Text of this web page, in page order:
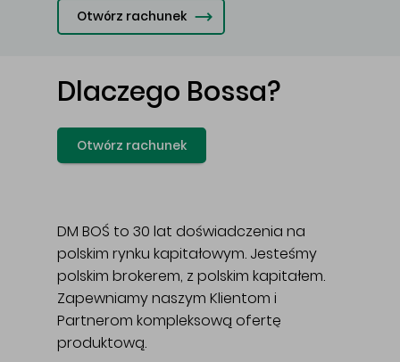
Otwórz rachunek
Dlaczego Bossa?
Otwórz rachunek
DM BOŚ to 30 lat doświadczenia na
polskim rynku kapitałowym. Jesteśmy
polskim brokerem, z polskim kapitałem.
Zapewniamy naszym Klientom i
Partnerom kompleksową ofertę
produktową.